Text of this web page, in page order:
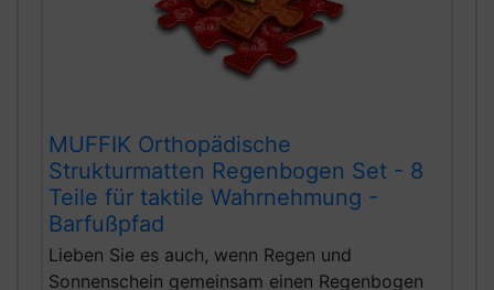
MUFFIK Orthopädische
Strukturmatten Regenbogen Set - 8
Teile für taktile Wahrnehmung -
Barfußpfad
Lieben Sie es auch, wenn Regen und
Sonnenschein gemeinsam einen Regenbogen